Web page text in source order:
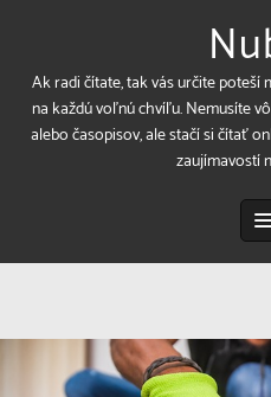
Ak radi čítate, tak vás určite
na každú voľnú chvíľu. Nemusíte
alebo časopisov, ale stačí si čítať
zaujímavostí